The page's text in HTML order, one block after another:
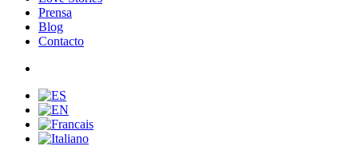
Prensa
Blog
Contacto